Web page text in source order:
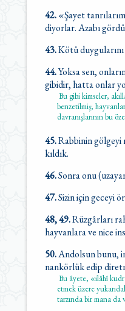
42.«Şayet
diyorlar. Azabı
43.Kötü
44.Yoksa sen,
gibidir, hatta onlar
Bu gibi kimseler,
benzetilmiş;
davranışlarının bu
45.Rabbinin gölgeyi
kıldık.
46.Sonra onu
47.Sizin için geceyi
48, 49.Rüzgârları
hayvanlara ve nice
50.Andolsun bunu,
nankörlük edip
Bu âyete, «ilâhî
etmek üzere
tarzında bir mana da